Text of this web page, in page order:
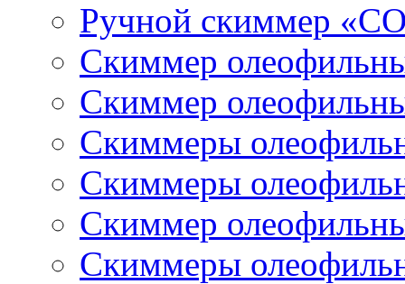
Ручной скиммер
Скиммер
Скиммер
Скиммеры
Скиммеры
Скиммер
Скиммеры